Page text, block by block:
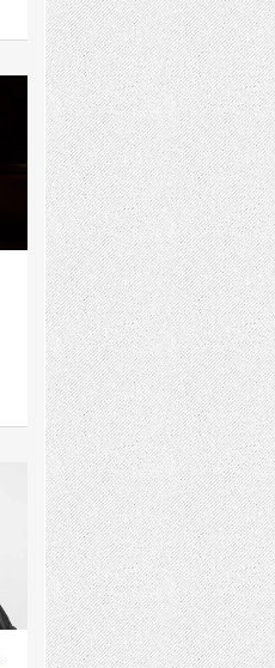
tulajdonú magyarországi
munkáltató, a Tesco első embere.
A huszonkétezer főt...
SHORTISTÁK VS
INGUJJASOK
Harc dúl megállás nélkül.
Valahányszor a meleg visszatér,
összecsapnak a „shortisták” és az
„ingujjasok”. Vér nem folyik
ugyan, de az izzadás mindkét
tábornak gondot...